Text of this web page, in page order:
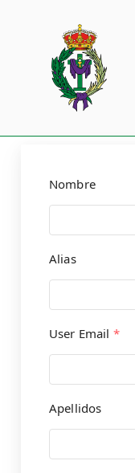
Nombre
Alias
User Email *
Apellidos